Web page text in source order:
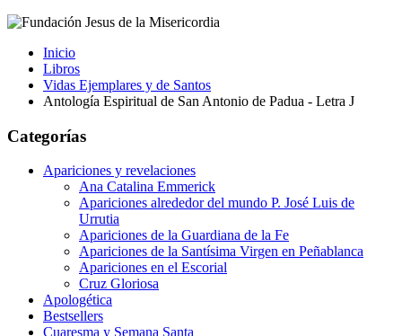
Inicio
Libros
Vidas Ejemplares y de Santos
Antología Espiritual de San Antonio de Padua - Letra J
Categorías
Apariciones y revelaciones
Ana Catalina Emmerick
Apariciones alrededor del mundo P. José Luis de
Urrutia
Apariciones de la Guardiana de la Fe
Apariciones de la Santísima Virgen en Peñablanca
Apariciones en el Escorial
Cruz Gloriosa
Apologética
Bestsellers
Cuaresma y Semana Santa